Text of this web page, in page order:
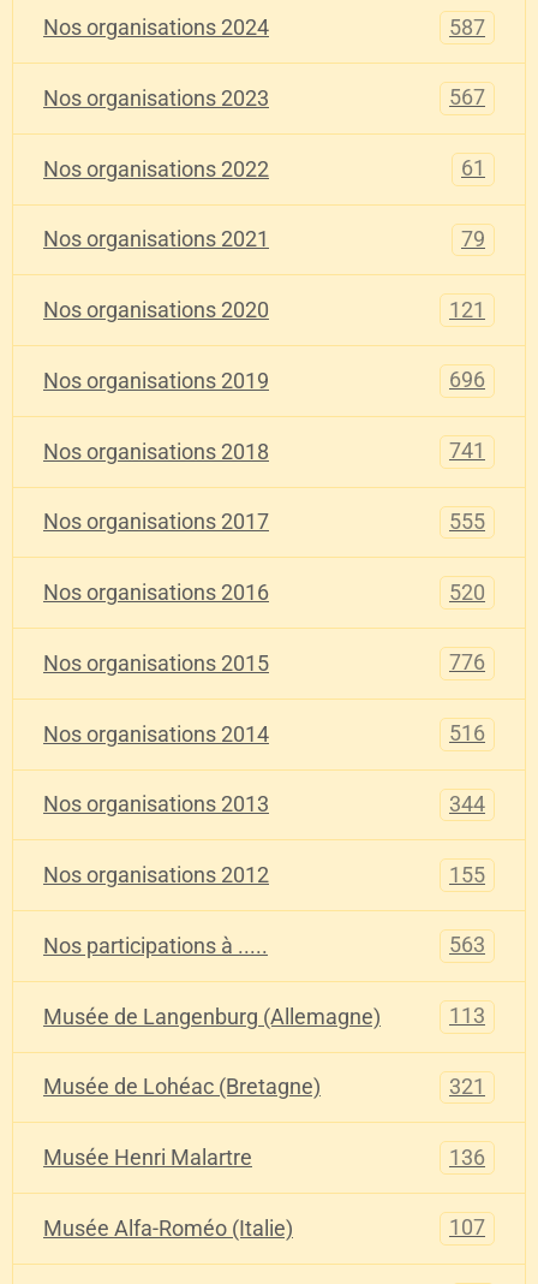
Nos organisations 2024 587
Nos organisations 2023 567
Nos organisations 2022 61
Nos organisations 2021 79
Nos organisations 2020 121
Nos organisations 2019 696
Nos organisations 2018 741
Nos organisations 2017 555
Nos organisations 2016 520
Nos organisations 2015 776
Nos organisations 2014 516
Nos organisations 2013 344
Nos organisations 2012 155
Nos participations à ..... 563
Musée de Langenburg (Allemagne) 113
Musée de Lohéac (Bretagne) 321
Musée Henri Malartre 136
Musée Alfa-Roméo (Italie) 107